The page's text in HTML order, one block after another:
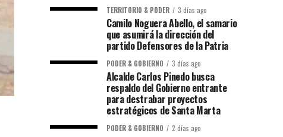
TERRITORIO & PODER 3 días ago
Camilo Noguera Abello, el samario
que asumirá la dirección del
partido Defensores de la Patria
PODER & GOBIERNO 3 días ago
Alcalde Carlos Pinedo busca
respaldo del Gobierno entrante
para destrabar proyectos
estratégicos de Santa Marta
PODER & GOBIERNO 2 días ago